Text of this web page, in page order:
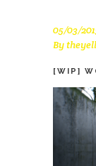
05/03/
By
[WIP]